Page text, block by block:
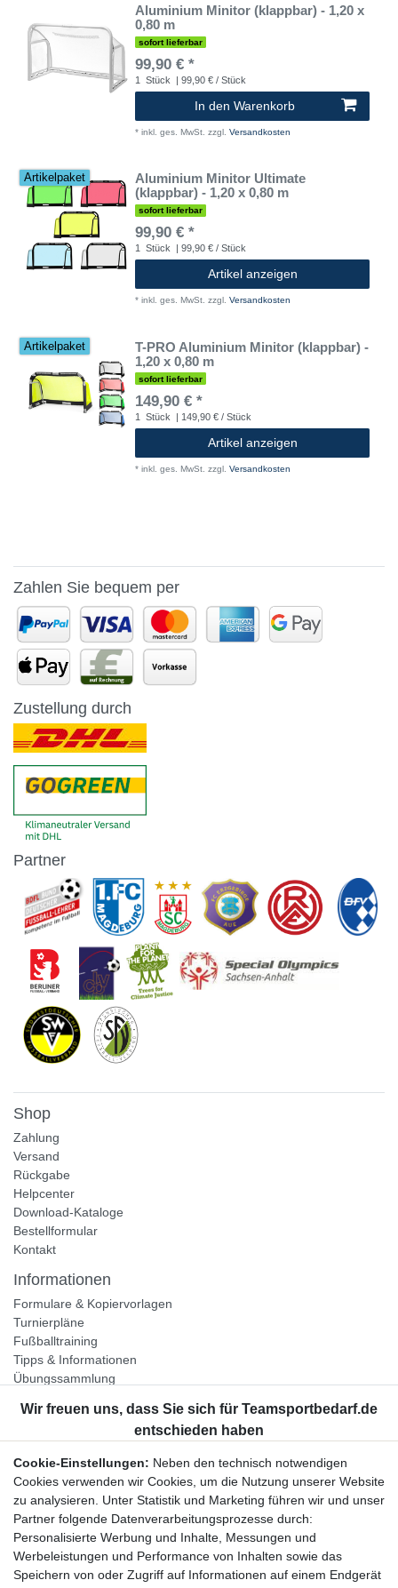
Aluminium Minitor (klappbar) - 1,20 x
0,80 m
sofort lieferbar
99,90 € *
1 Stück | 99,90 € / Stück
In den Warenkorb
* inkl. ges. MwSt. zzgl. Versandkosten
Artikelpaket
Aluminium Minitor Ultimate
(klappbar) - 1,20 x 0,80 m
sofort lieferbar
99,90 € *
1 Stück | 99,90 € / Stück
Artikel anzeigen
* inkl. ges. MwSt. zzgl. Versandkosten
Artikelpaket
T-PRO Aluminium Minitor (klappbar) -
1,20 x 0,80 m
sofort lieferbar
149,90 € *
1 Stück | 149,90 € / Stück
Artikel anzeigen
* inkl. ges. MwSt. zzgl. Versandkosten
Zahlen Sie bequem per
Zustellung durch
Partner
Shop
Zahlung
Versand
Rückgabe
Helpcenter
Download-Kataloge
Bestellformular
Kontakt
Informationen
Formulare & Kopiervorlagen
Turnierpläne
Fußballtraining
Tipps & Informationen
Übungssammlung
Unternehmen
Widerrufsrecht
Bestellung widerrufen
Datenschutzerklärung
AGB
Impressum
Cookie-Einstellungen: Neben den technisch notwendigen
Cookies verwenden wir Cookies, um die Nutzung unserer Website
zu analysieren. Unter Statistik und Marketing führen wir und unser
Partner folgende Datenverarbeitungsprozesse durch:
Personalisierte Werbung und Inhalte, Messungen und
Werbeleistungen und Performance von Inhalten sowie das
Speichern von oder Zugriff auf Informationen auf einem Endgerät